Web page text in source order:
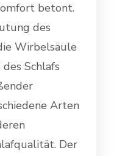
betont.
des
Wirbelsäule
Schlafs
Arten
Der